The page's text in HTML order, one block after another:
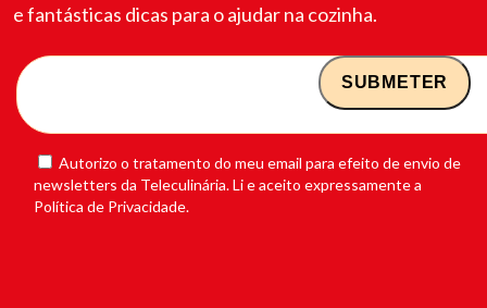
e fantásticas dicas para o ajudar na cozinha.
Autorizo o tratamento do meu email para efeito de envio de
newsletters da Teleculinária. Li e aceito expressamente a
Política de Privacidade.